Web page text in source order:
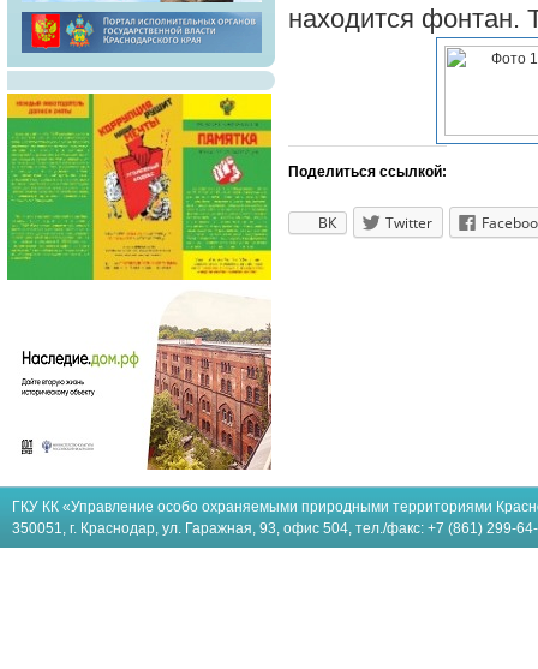
находится фонтан.
Поделиться ссылкой:
ВК Twitter
ГКУ КК «Управление особо охраняемыми природными территориями
350051, г. Краснодар, ул. Гаражная, 93, офис 504, тел./факс: +7 (861) 299-